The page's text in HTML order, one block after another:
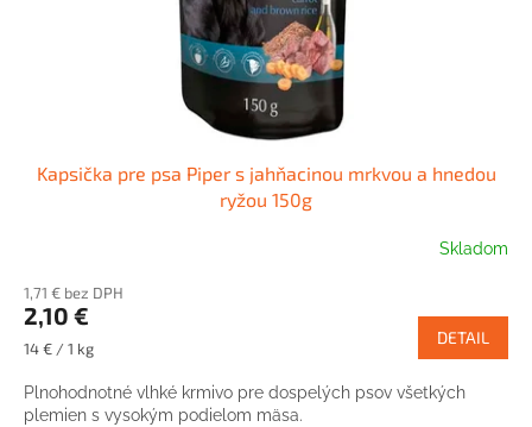
Kapsička pre psa Piper s jahňacinou mrkvou a hnedou
ryžou 150g
Skladom
1,71 € bez DPH
2,10 €
Jednotková
14 € / 1 kg
DETAIL
Plnohodnotné vlhké krmivo pre dospelých psov všetkých
plemien s vysokým podielom mäsa.